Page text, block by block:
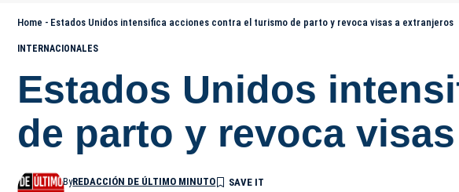
Home - Estados Unidos intensifica acciones contra el turismo de parto y revoca visas a extranjeros
INTERNACIONALES
Estados Unidos
de parto y revoca
ByREDACCIÓN DE ÚLTIMO MINUTO